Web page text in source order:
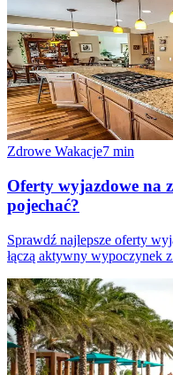
Zdrowe Wakacje7 min
Oferty wyjazdowe na
pojechać?
Sprawdź najlepsze oferty
łączą aktywny wypoczynek